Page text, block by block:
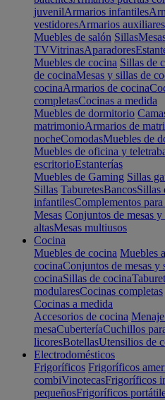
juvenilArmarios infantiles
vestidoresArmarios auxiliares
Muebles de salón Sillas
TVVitrinasAparadores
Muebles de cocina Sillas de
de cocinaMesas y sillas de
cocinaArmarios de cocina
completasCocinas a medida
Muebles de dormitorio
matrimonioArmarios de
nocheComodasMuebles de
Muebles de oficina y
escritorioEstanterías
Muebles de Gaming Sillas
Sillas TaburetesBancosSillas
infantilesComplementos
Mesas Conjuntos de mesas y
altasMesas multiusos
Cocina
Muebles de cocina Muebles
cocinaConjuntos de mesas y
cocinaSillas de cocina
modularesCocinas completas
Cocinas a medida
Accesorios de cocina Menaje
mesaCuberteríaCuchillos
licoresBotellasUtensilios de
Electrodomésticos
Frigoríficos Frigoríficos
combiVinotecasFrigoríficos
pequeñosFrigoríficos